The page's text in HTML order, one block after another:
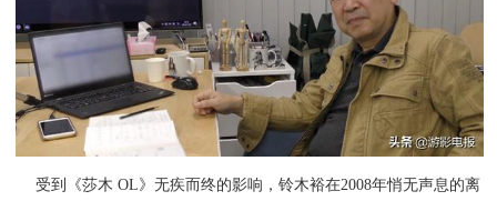
受到《莎木 OL》无疾而终的影响，铃木裕在2008年悄无声息的离